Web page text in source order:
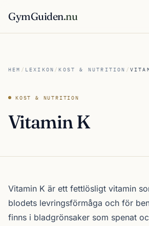
GymGuiden.nu
HEM / LEXIKON /KOST & NUTRITION /
KOST & NUTRITION
Vitamin K
Vitamin K är ett fettlösligt vitamin
blodets levringsförmåga och för
finns i bladgrönsaker som spenat